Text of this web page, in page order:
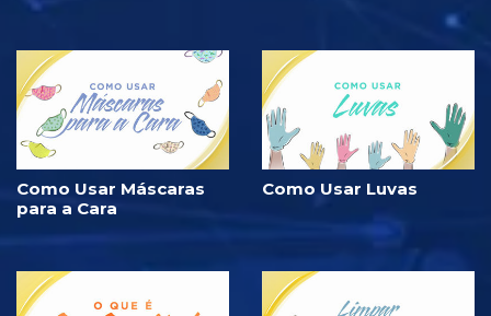
Como Usar Máscaras
para a Cara
Como Usar Luvas